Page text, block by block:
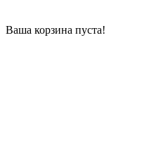
Ваша корзина пуста!